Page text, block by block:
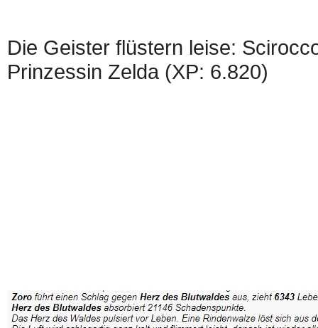
Die Geister flüstern leise:
Prinzessin Zelda (XP: 6.820)